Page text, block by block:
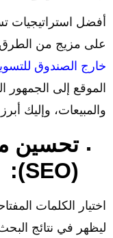
أفضل استراتيجيات
على مزيج من الطرق
خارج الصندوق
الموقع إلى الجمهور
والمبيعات، وإليك
تحسين
(SEO):
اختيار الكلمات
ليظهر في نتائج